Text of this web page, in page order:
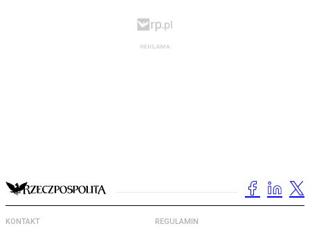
KONTAKT REGULAMIN